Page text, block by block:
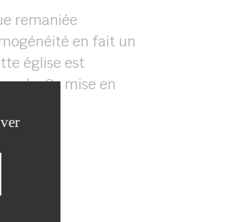
remaniée
en fait un
église est
Sa mise en